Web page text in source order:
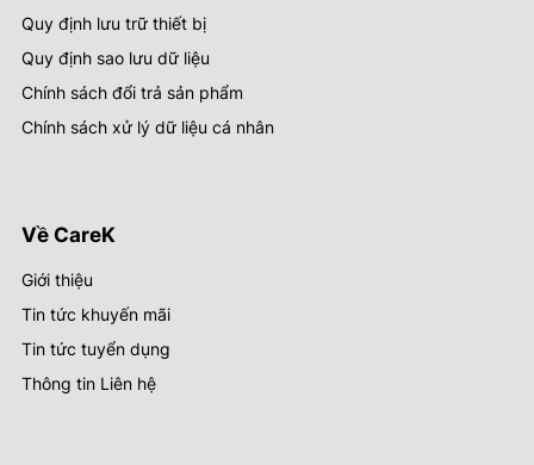
Quy định lưu trữ thiết bị
Quy định sao lưu dữ liệu
Chính sách đổi trả sản phẩm
Chính sách xử lý dữ liệu cá nhân
Về CareK
Giới thiệu
Tin tức khuyến mãi
Tin tức tuyển dụng
Thông tin Liên hệ